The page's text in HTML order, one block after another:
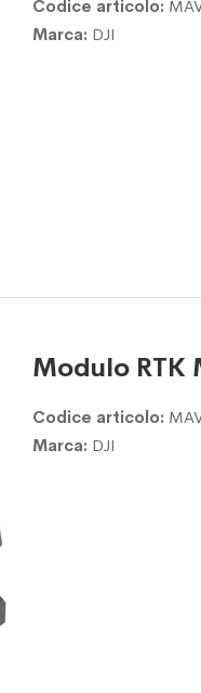
Codice articolo:
Marca: DJI
Modulo RTK
Codice articolo:
Marca: DJI